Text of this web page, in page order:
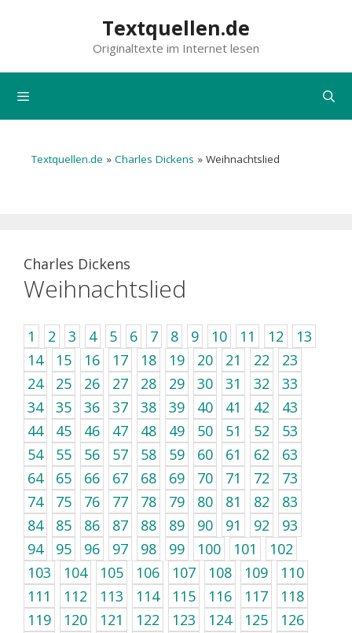
Textquellen.de
Originaltexte im Internet lesen
Textquellen.de » Charles Dickens » Weihnachtslied
Charles Dickens
Weihnachtslied
1 2 3 4 5 6 7 8 9 10 11 12
13
14
15 16 17 18 19 20 21 22
23
24
25 26 27 28 29 30 31 32
33
34
35 36 37 38 39 40 41 42
43
44
45 46 47 48 49 50 51 52
53
54
55 56 57 58 59 60 61 62
63
64
65 66 67 68 69 70 71 72
73
74
75 76 77 78 79 80 81 82
83
84
85 86 87 88 89 90 91 92
93
94
95 96 97 98 99 100 101
102
103
104 105 106 107 108 109
110
111
112 113 114 115 116 117
118
119
120 121 122 123 124 125
126